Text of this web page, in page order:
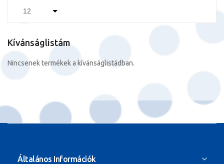
Kívánságlistám
Nincsenek termékek a kívánságlistádban.
Általános Információk